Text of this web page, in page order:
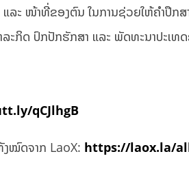
ແລະ ໜ້າທີ່ຂອງຕົນ ໃນການຊ່ວຍໃຫ້ຄຳປຶກ
ະກິດ ປົກປັກຮັກສາ ແລະ ພັດທະນາປະເທ
qCJlhgB
ໝົດຈາກ LaoX: https://laox.la/